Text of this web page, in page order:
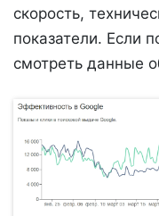
скорость,
показатели. Если
смотреть данные